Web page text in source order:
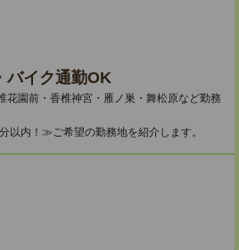
バイク通勤OK
花園前・香椎神宮・雁ノ巣・舞松原など勤務
以内！≫ご希望の勤務地を紹介します。